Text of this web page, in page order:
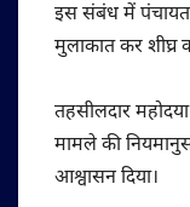
इस संबंध में पंचायत
मुलाकात कर शीघ्र
तहसीलदार
मामले की
आश्वासन दिया।